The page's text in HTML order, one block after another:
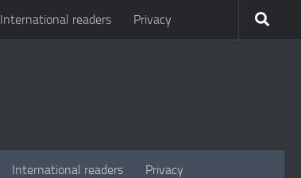
International readers Privacy
International readers Privacy